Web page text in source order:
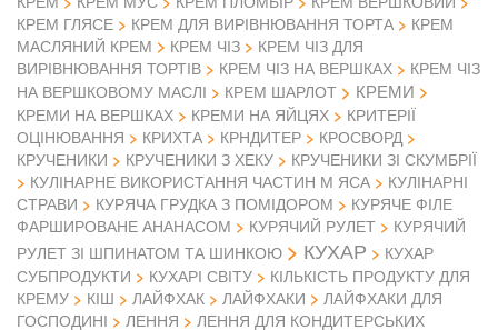
КРЕМ ГЛЯСЕ
КРЕМ ДЛЯ ВИРІВНЮВАННЯ ТОРТА
КРЕМ
МАСЛЯНИЙ КРЕМ
КРЕМ ЧІЗ
КРЕМ ЧІЗ ДЛЯ
ВИРІВНЮВАННЯ ТОРТІВ
КРЕМ ЧІЗ НА ВЕРШКАХ
КРЕМ ЧІЗ
НА ВЕРШКОВОМУ МАСЛІ
КРЕМ ШАРЛОТ КРЕМИ
КРЕМИ НА ВЕРШКАХ КРЕМИ НА ЯЙЦЯХ
КРИТЕРІЇ
ОЦІНЮВАННЯ
КРИХТА КРНДИТЕР
КРОСВОРД
КРУЧЕНИКИ
КРУЧЕНИКИ З ХЕКУ
КРУЧЕНИКИ ЗІ СКУМБРІЇ
КУЛІНАРНЕ ВИКОРИСТАННЯ ЧАСТИН М ЯСА
КУЛІНАРНІ
СТРАВИ
КУРЯЧА ГРУДКА З ПОМІДОРОМ
КУРЯЧЕ ФІЛЕ
ФАРШИРОВАНЕ АНАНАСОМ
КУРЯЧИЙ РУЛЕТ
КУРЯЧИЙ
РУЛЕТ ЗІ ШПИНАТОМ ТА ШИНКОЮ
КУХАР
КУХАР
СУБПРОДУКТИ
КУХАРІ СВІТУ
КІЛЬКІСТЬ ПРОДУКТУ ДЛЯ
КРЕМУ
КІШ ЛАЙФХАК ЛАЙФХАКИ
ЛАЙФХАКИ ДЛЯ
ГОСПОДИНІ
ЛЕННЯ
ЛЕННЯ ДЛЯ КОНДИТЕРСЬКИХ